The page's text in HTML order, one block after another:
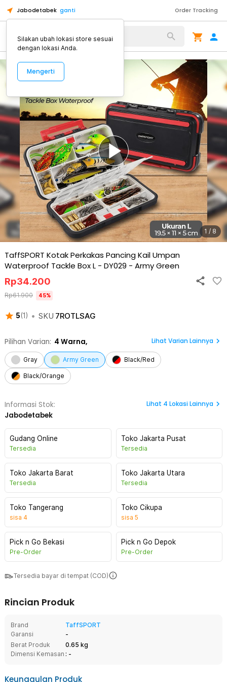
Jabodetabek ganti Order Tracking
Alat Kopi
1 / 8
TaffSPORT Kotak Perkakas Pancing Kail Umpan
Waterproof Tackle Box L - DY029 - Army Green
5(1 ) • SKU 7ROTLSAG
Rp34.200
Rp61.900 45%
Pilihan Varian: 4 Warna, Lihat Varian Lainnya
Gray Army Green Black/Red
Black/Orange
Informasi Stok:
Jabodetabek
Lihat 4 Lokasi Lainnya
Gudang Online
Tersedia
Toko Jakarta Pusat
Tersedia
Toko Jakarta Barat
Tersedia
Toko Jakarta Utara
Tersedia
Toko Tangerang
sisa 4
Toko Cikupa
sisa 5
Pick n Go Bekasi
Pre-Order
Pick n Go Depok
Pre-Order
Tersedia bayar di tempat (COD)
Rincian Produk
Brand
TaffSPORT
Garansi
-
Berat Produk
0.65 kg
Dimensi Kemasan : -
Keunggulan Produk
Silakan ubah lokasi store sesuai
dengan lokasi Anda.
Mengerti